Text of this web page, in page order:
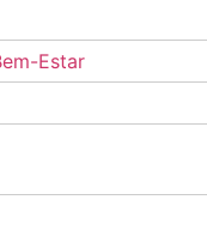
Estar